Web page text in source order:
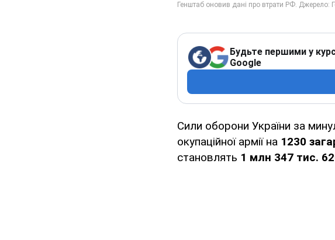
Будьте першими у
Google
Сили оборони України за
окупаційної армії на 1230
становлять 1 млн 347 тис.